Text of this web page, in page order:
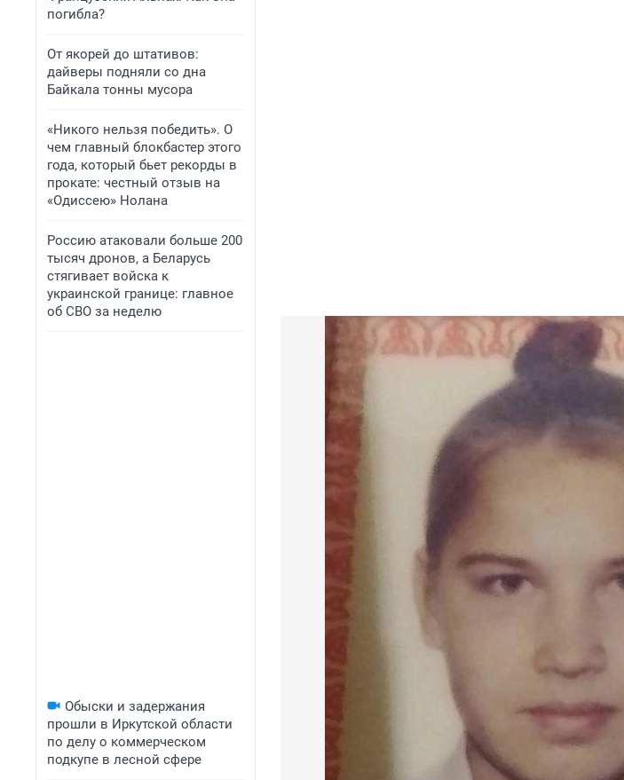
погибла?
От якорей до штативов:
дайверы подняли со дна
Байкала тонны мусора
«Никого нельзя победить». О
чем главный блокбастер этого
года, который бьет рекорды в
прокате: честный отзыв на
«Одиссею» Нолана
Россию атаковали больше 200
тысяч дронов, а Беларусь
стягивает войска к
украинской границе: главное
об СВО за неделю
Обыски и задержания
прошли в Иркутской области
по делу о коммерческом
подкупе в лесной сфере